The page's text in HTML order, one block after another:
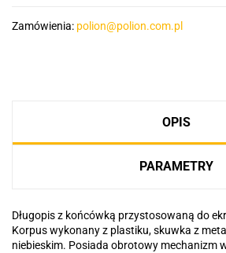
Zamówienia: polion@polion.com.pl
OPIS
PARAMETRY
Długopis z końcówką przystosowaną do
Korpus wykonany z plastiku, skuwka z
niebieskim. Posiada obrotowy mechanizm